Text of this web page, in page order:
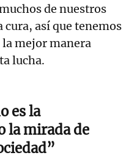
de nuestros
cura, así que tenemos
la mejor manera
lucha.
es la
la mirada de